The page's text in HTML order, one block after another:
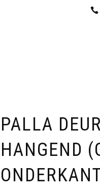
PALLA
HANGEND